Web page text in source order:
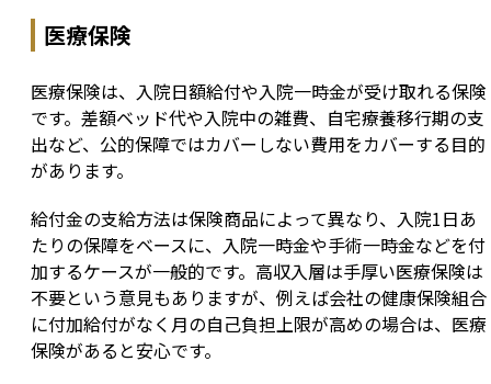
医療保険
医療保険は、入院日額給付や入院一時金が受け取れる保険
です。差額ベッド代や入院中の雑費、自宅療養移行期の支
出など、公的保障ではカバーしない費用をカバーする目的
があります。
給付金の支給方法は保険商品によって異なり、入院1日あ
たりの保障をベースに、入院一時金や手術一時金などを付
加するケースが一般的です。高収入層は手厚い医療保険は
不要という意見もありますが、例えば会社の健康保険組合
に付加給付がなく月の自己負担上限が高めの場合は、医療
保険があると安心です。